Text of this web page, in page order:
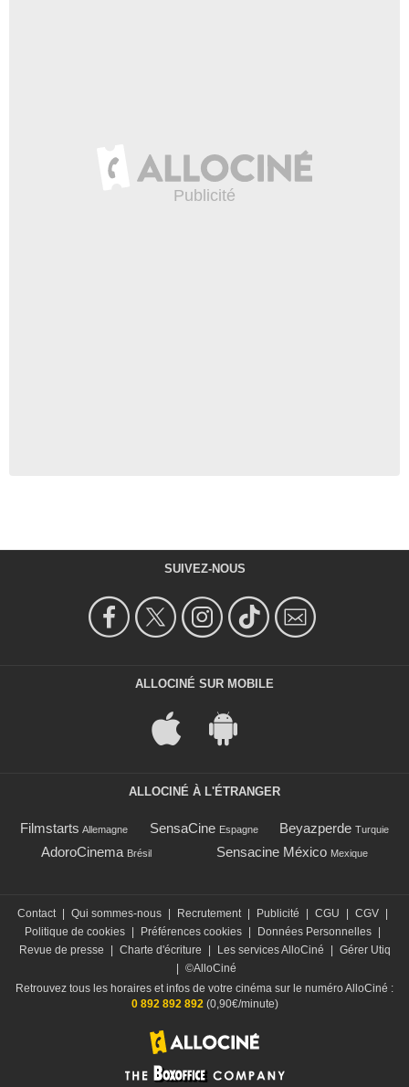
SUIVEZ-NOUS
ALLOCINÉ SUR MOBILE
ALLOCINÉ À L'ÉTRANGER
Filmstarts Allemagne SensaCine Espagne Beyazperde Turquie
AdoroCinema Brésil Sensacine México Mexique
Contact Qui sommes-nous Recrutement Publicité CGU CGV
Politique de cookies
Préférences cookies Données Personnelles
Revue de presse
Charte d'écriture Les services AlloCiné
Gérer Utiq
©AlloCiné
Retrouvez tous les horaires et infos de votre cinéma sur le numéro AlloCiné :
0 892 892 892(0,90€/minute)